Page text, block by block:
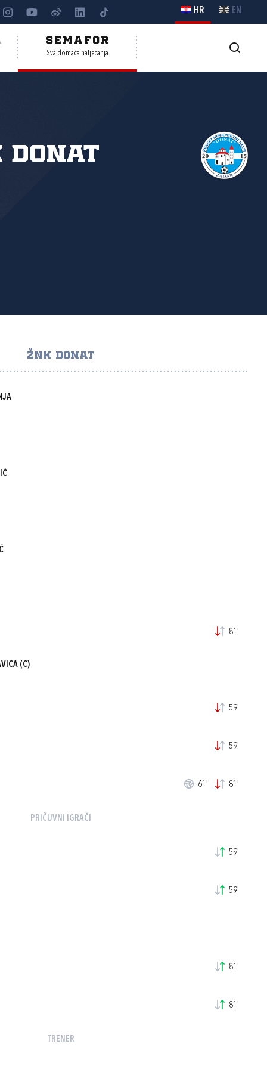
HR EN
SEMAFOR
Sva domaća natjecanja
Donat
ŽNK DONAT
81'
(C)
59'
59'
61' 81'
PRIČUVNI IGRAČI
59'
59'
81'
81'
TRENER